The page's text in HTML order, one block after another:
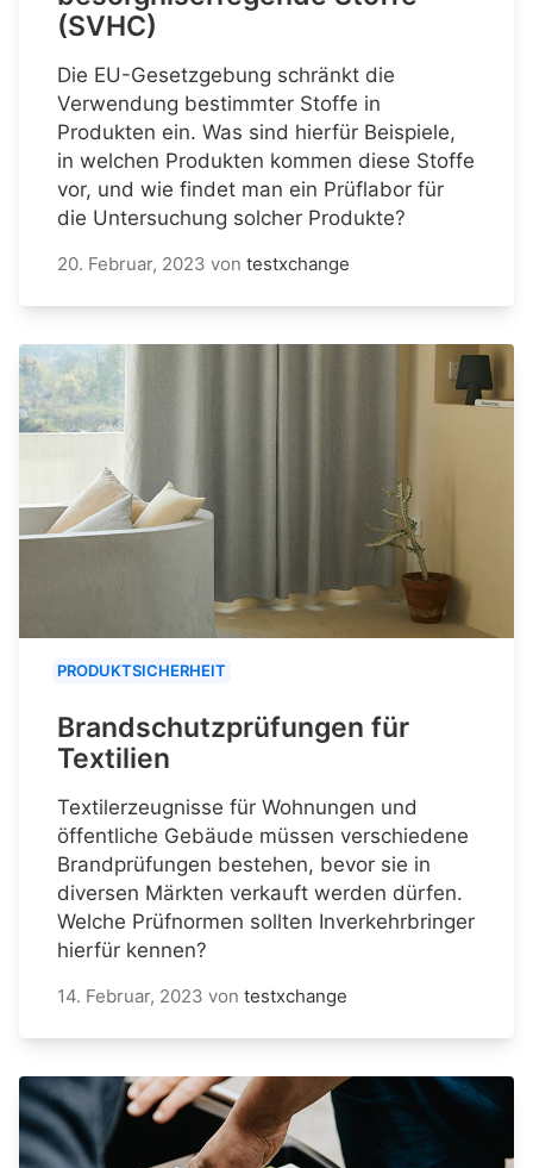
(SVHC)
Die EU-Gesetzgebung schränkt die
Verwendung bestimmter Stoffe in
Produkten ein. Was sind hierfür Beispiele,
in welchen Produkten kommen diese Stoffe
vor, und wie findet man ein Prüflabor für
die Untersuchung solcher Produkte?
20. Februar, 2023 von testxchange
PRODUKTSICHERHEIT
Brandschutzprüfungen für
Textilien
Textilerzeugnisse für Wohnungen und
öffentliche Gebäude müssen verschiedene
Brandprüfungen bestehen, bevor sie in
diversen Märkten verkauft werden dürfen.
Welche Prüfnormen sollten Inverkehrbringer
hierfür kennen?
14. Februar, 2023 von testxchange